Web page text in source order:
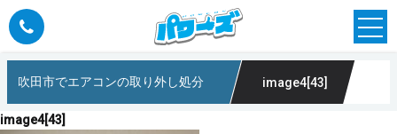
吹田市でエアコンの取り外し処分 image4[43]
image4[43]